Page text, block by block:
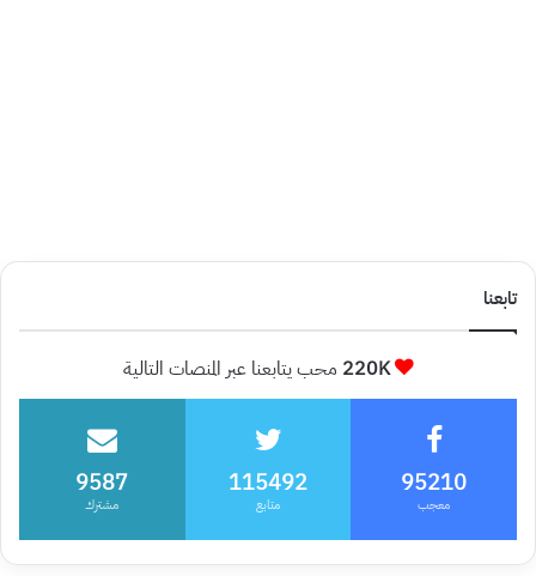
تابعنا
220K محب يتابعنا عبر المنصات التالية
95210
معجب
115492
متابع
9587
مشترك